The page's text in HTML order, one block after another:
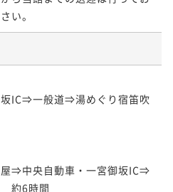
い。
IC⇒一般道⇒湯めぐり宿笛吹
⇒中央自動車・一宮御坂IC⇒
約6時間